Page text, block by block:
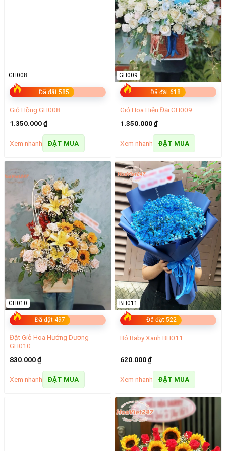
Đã đặt 585
GH008
Giỏ Hồng GH008
1.350.000₫
Xem nhanh ĐẶT MUA
Đã đặt 618
GH009
Giỏ Hoa Hiện Đại GH009
1.350.000₫
Xem nhanh ĐẶT MUA
Đã đặt 497
GH010
Đặt Giỏ Hoa Hướng Dương
GH010
830.000₫
Xem nhanh ĐẶT MUA
Đã đặt 522
BH011
Bó Baby Xanh BH011
620.000₫
Xem nhanh ĐẶT MUA